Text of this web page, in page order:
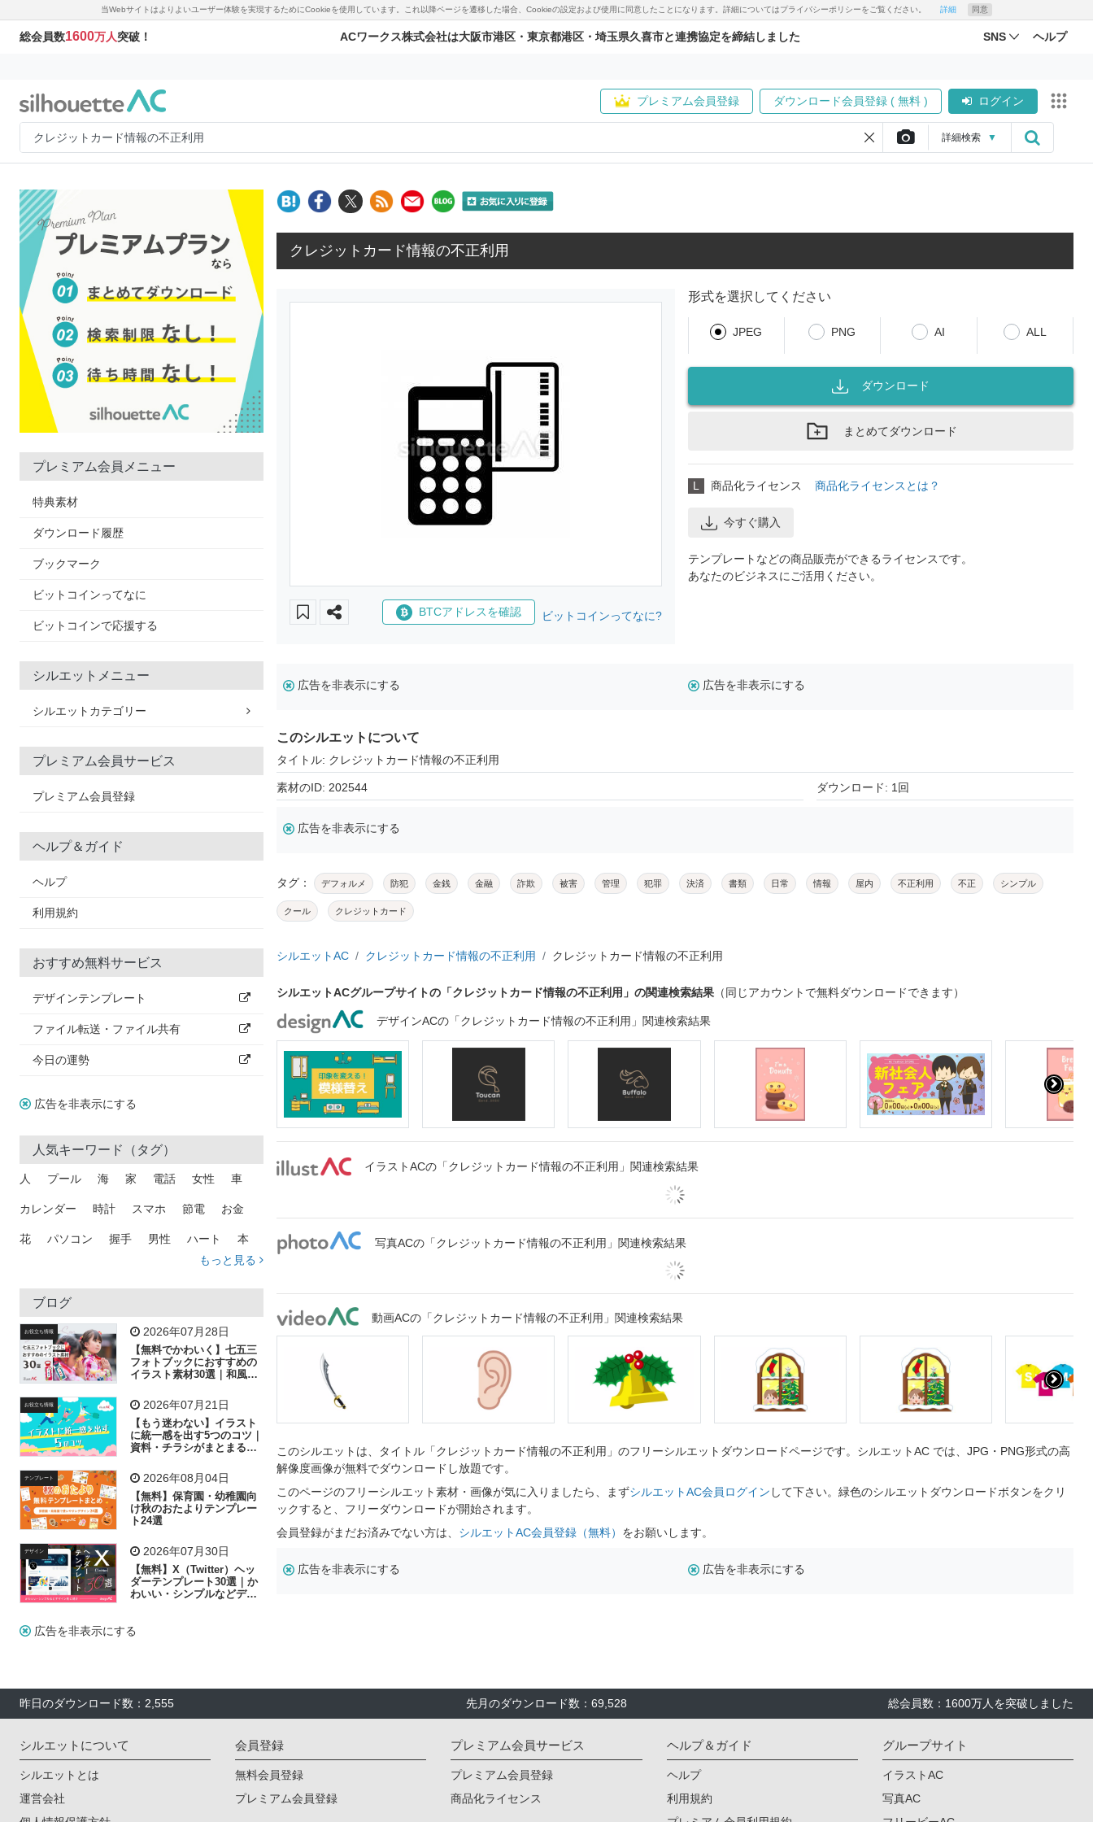
当Webサイトはよりよいユーザー体験を実現するためにCookieを使用しています。これ以降ページを遷移した場合、Cookieの設定および使用に同意したことになります。詳細についてはプライバシーポリシーをご覧ください。 詳細 同意
総会員数1600万人突破！ ACワークス株式会社は大阪市港区・東京都港区・埼玉県久喜市と連携協定を締結しました SNS ヘルプ
プレミアム会員登録 ダウンロード会員登録 ( 無料 ) ログイン
詳細検索 ▼
プレミアム会員メニュー
特典素材
ダウンロード履歴
ブックマーク
ビットコインってなに
ビットコインで応援する
シルエットメニュー
シルエットカテゴリー
プレミアム会員サービス
プレミアム会員登録
ヘルプ＆ガイド
ヘルプ
利用規約
おすすめ無料サービス
デザインテンプレート
ファイル転送・ファイル共有
今日の運勢
広告を非表示にする
人気キーワード（タグ）
人 プール 海 家 電話 女性 車
カレンダー 時計 スマホ 節電 お金
花 パソコン 握手 男性 ハート 本
トラック 木
吹き出し
飛行機 グラフ ビル 魚 家族 書類
歩く 工場 会社 太陽 キラキラ
子供 作業員 相談 ピクトグラム
もっと見る
ブログ
お役立ち情報 2026年07月28日
【無料でかわいく】七五三
フォトブックにおすすめの
イラスト素材30選｜和風の
お役立ち情報 2026年07月21日
【もう迷わない】イラスト
に統一感を出す5つのコツ｜
資料・チラシがまとまるフ
テンプレート 2026年08月04日
【無料】保育園・幼稚園向
け秋のおたよりテンプレー
ト24選
デザイン 2026年07月30日
【無料】X（Twitter）ヘッ
ダーテンプレート30選｜か
わいい・シンプルなどデザ
広告を非表示にする
クレジットカード情報の不正利用
BTCアドレスを確認 ビットコインってなに?
形式を選択してください
JPEG PNG AI ALL
ダウンロード
まとめてダウンロード
L 商品化ライセンス 商品化ライセンスとは？
今すぐ購入
テンプレートなどの商品販売ができるライセンスです。
あなたのビジネスにご活用ください。
広告を非表示にする 広告を非表示にする
このシルエットについて
タイトル: クレジットカード情報の不正利用
素材のID: 202544 ダウンロード: 1回
広告を非表示にする
タグ： デフォルメ 防犯 金銭 金融 詐欺 被害 管理 犯罪 決済 書類 日常 情報 屋内 不正利用 不正 シンプル
クール クレジットカード
シルエットAC クレジットカード情報の不正利用 クレジットカード情報の不正利用
シルエットACグループサイトの「クレジットカード情報の不正利用」の関連検索結果 （同じアカウントで無料ダウンロードできます）
デザインACの「クレジットカード情報の不正利用」関連検索結果
イラストACの「クレジットカード情報の不正利用」関連検索結果
写真ACの「クレジットカード情報の不正利用」関連検索結果
動画ACの「クレジットカード情報の不正利用」関連検索結果
このシルエットは、タイトル「クレジットカード情報の不正利用」のフリーシルエットダウンロードページです。シルエットAC では、JPG・PNG形式の高
解像度画像が無料でダウンロードし放題です。
このページのフリーシルエット素材・画像が気に入りましたら、まずシルエットAC会員ログイン して下さい。緑色のシルエットダウンロードボタンをクリ
ックすると、フリーダウンロードが開始されます。
会員登録がまだお済みでない方は、 シルエットAC会員登録（無料） をお願いします。
広告を非表示にする 広告を非表示にする
昨日のダウンロード数：2,555 先月のダウンロード数：69,528 総会員数：1600万人を突破しました
シルエットについて
シルエットとは
運営会社
会員登録
無料会員登録
プレミアム会員登録
プレミアム会員サービス
プレミアム会員登録
商品化ライセンス
ヘルプ＆ガイド
ヘルプ
利用規約
グループサイト
イラストAC
写真AC